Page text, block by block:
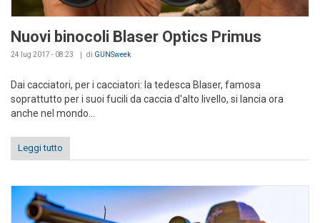
Nuovi binocoli Blaser Optics Primus
24 lug 2017 - 08:23 di GUNSweek
Dai cacciatori, per i cacciatori: la tedesca Blaser, famosa
soprattutto per i suoi fucili da caccia d'alto livello, si lancia ora
anche nel mondo...
Leggi tutto